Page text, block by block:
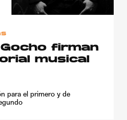
firman
musical
para el primero y de